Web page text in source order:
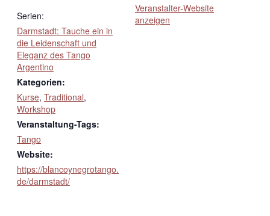
Serien:
Darmstadt: Tauche ein in
die Leidenschaft und
Eleganz des Tango
Argentino
Kategorien:
Kurse, Traditional,
Workshop
Veranstaltung-Tags:
Tango
Website:
https://blancoynegrotango.
de/darmstadt/
Veranstalter-Website
anzeigen